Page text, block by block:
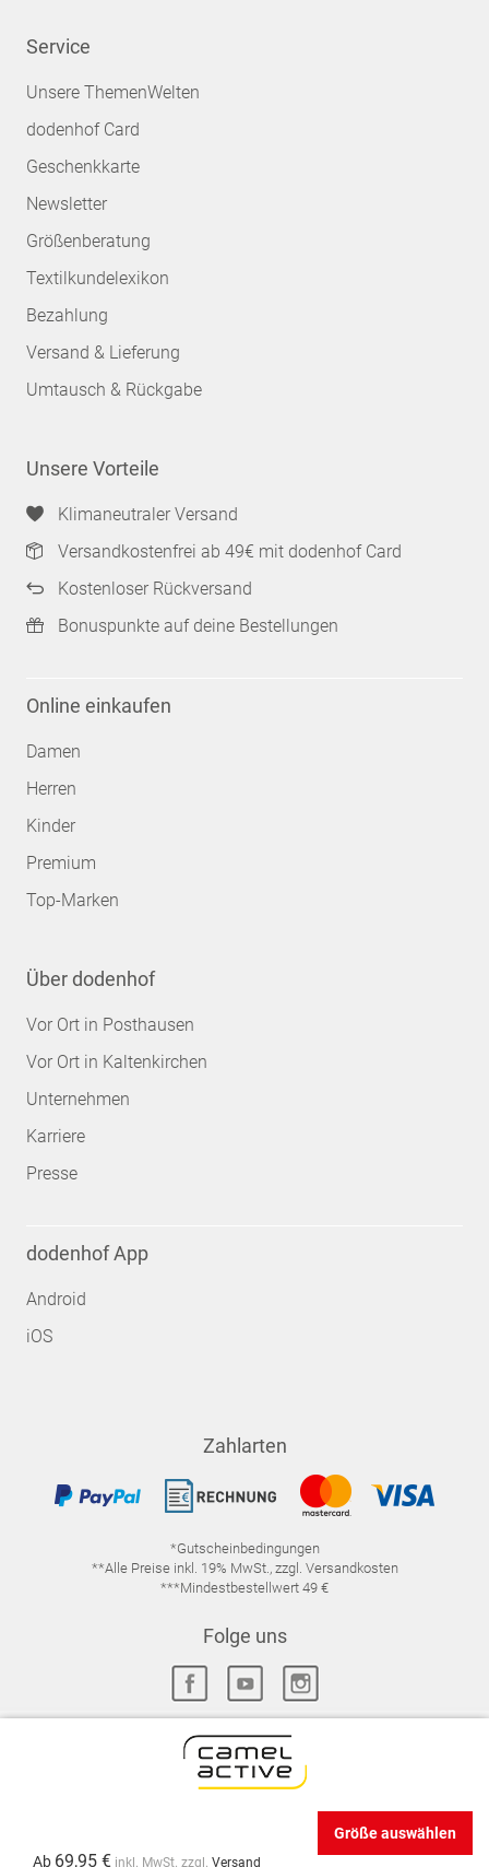
Ab 69,95 € inkl. MwSt. zzgl. Versand
Größe auswählen
Service
Unsere ThemenWelten
dodenhof Card
Geschenkkarte
Newsletter
Größenberatung
Textilkundelexikon
Bezahlung
Versand & Lieferung
Umtausch & Rückgabe
Unsere Vorteile
Klimaneutraler Versand
Versandkostenfrei ab 49€ mit dodenhof Card
Kostenloser Rückversand
Bonuspunkte auf deine Bestellungen
Online einkaufen
Damen
Herren
Kinder
Premium
Top-Marken
Über dodenhof
Vor Ort in Posthausen
Vor Ort in Kaltenkirchen
Unternehmen
Karriere
Presse
dodenhof App
Android
iOS
Zahlarten
*Gutscheinbedingungen
**Alle Preise inkl. 19% MwSt., zzgl. Versandkosten
***Mindestbestellwert 49 €
Folge uns
DATENSCHUTZ
WIDERRUFSRECHT
VERTRAG WIDERRUFEN
AGB